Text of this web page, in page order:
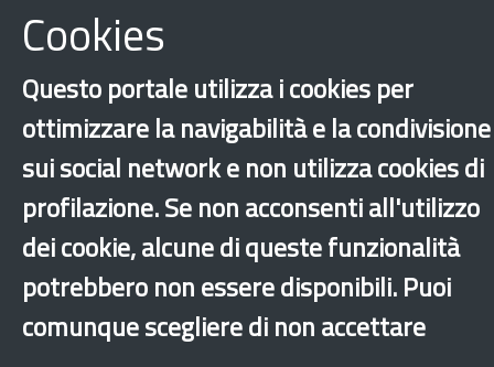
Show all news associated
Documents
Cookies
Questo portale utilizza i cookies per
ottimizzare la navigabilità e la condivisione
sui social network e non utilizza cookies di
profilazione. Se non acconsenti all'utilizzo
dei cookie, alcune di queste funzionalità
potrebbero non essere disponibili. Puoi
comunque scegliere di non accettare